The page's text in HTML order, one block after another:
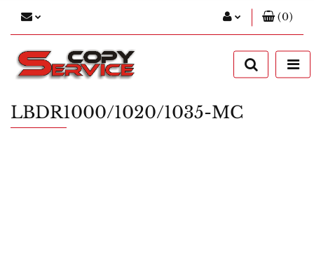
Zaloguj się
Zarejestruj się
(0)
LBDR1000/1020/1035-MC